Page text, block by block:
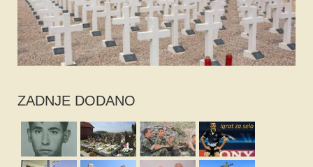
ZADNJE DODANO